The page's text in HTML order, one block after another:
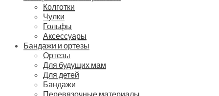
Колготки
Чулки
Гольфы
Аксессуары
Бандажи и ортезы
Ортезы
Для будущих мам
Для детей
Бандажи
Перевязочные материалы